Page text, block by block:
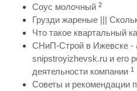
Соус молочный 2
Грузди жареные |||
Что такое квартальный
СНиП-Строй в Ижевске -
snipstroyizhevsk.ru и его
деятельности компании 1
Советы и рекомендации